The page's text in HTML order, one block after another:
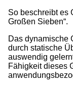
So beschreibt es
Großen Sieben“.
Das dynamische
durch statische
auswendig
Fähigkeit dieses